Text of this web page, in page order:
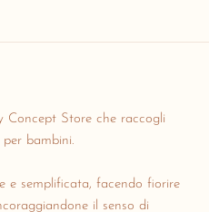
Store che raccogli
bambini.
e semplificata, facendo fiorire
il senso di